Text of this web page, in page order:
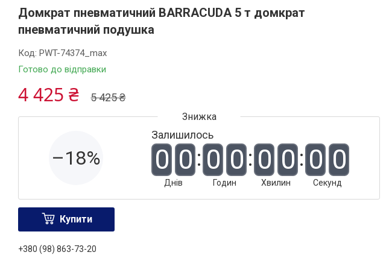
Домкрат пневматичний BARRACUDA 5 т домкрат
пневматичний подушка
Готово до відправки
Код:PWT-74374_max
5 425 ₴
4 425 ₴
–18%
Залишилось
0 0
Днів
0 0
Годин
0 0
Хвилин
0 0
Секунд
Купити
+380 (98) 863-73-20